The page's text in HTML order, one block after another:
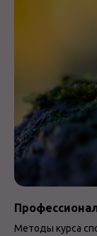
Методы курса